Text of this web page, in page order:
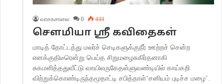
வாசகசாலை 0 444
செளமியா ஸ்ரீ கவிதைகள்
மாடித் தோட்டத்து மலர்ச் செடிகளுக்குநீர் ஊற்றச் சென்ற
எனக்குதிடீரென்று பெய்த சிறுமழைசுகிர்தனாகி
சுகமளித்ததுவீட்டு வாயிலருகேதள்ளுவண்டியில் காய்கறி
விற்றுக்கொண்டிருந்தமூதாட்டி சபித்தாள்‘சனியம் புடிச்ச மழை’.